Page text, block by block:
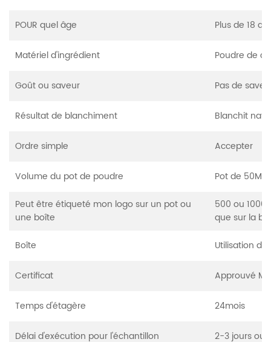
POUR quel âge Plus de 18
Matériel d'ingrédient Poudre de
Goût ou saveur Pas de
Résultat de blanchiment Blanchit
Ordre simple Accepter
Volume du pot de poudre
Pot de
Peut être étiqueté mon logo sur un pot ou
une boîte
500 ou
que sur la
Boîte
Utilisation
Certificat Approuvé
Temps d'étagère 24mois
Délai d'exécution pour l'échantillon 2-3 jours